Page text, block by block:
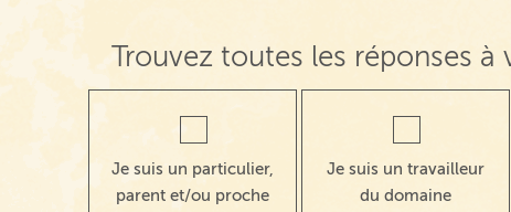
Trouvez toutes les réponses à
Je suis un particulier,
parent et/ou proche
Je suis un travailleur
du domaine